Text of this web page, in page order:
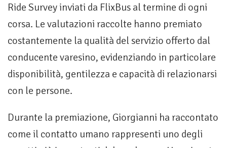
Ride Survey inviati da FlixBus al termine di ogni
corsa. Le valutazioni raccolte hanno premiato
costantemente la qualità del servizio offerto dal
conducente varesino, evidenziando in particolare
disponibilità, gentilezza e capacità di relazionarsi
con le persone.
Durante la premiazione, Giorgianni ha raccontato
come il contatto umano rappresenti uno degli